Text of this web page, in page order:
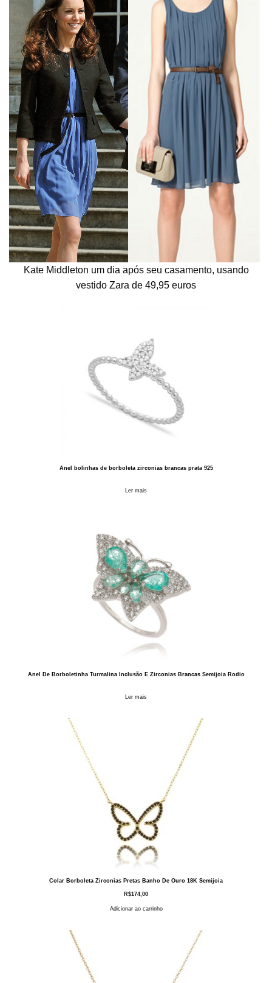
Kate Middleton um dia após seu casamento, usando
vestido Zara de 49,95 euros
Anel bolinhas de borboleta zirconias brancas prata 925
Ler mais
Anel De Borboletinha Turmalina Inclusão E Zirconias Brancas Semijoia Rodio
Ler mais
Colar Borboleta Zirconias Pretas Banho De Ouro 18K Semijoia
R$174,00
Adicionar ao carrinho